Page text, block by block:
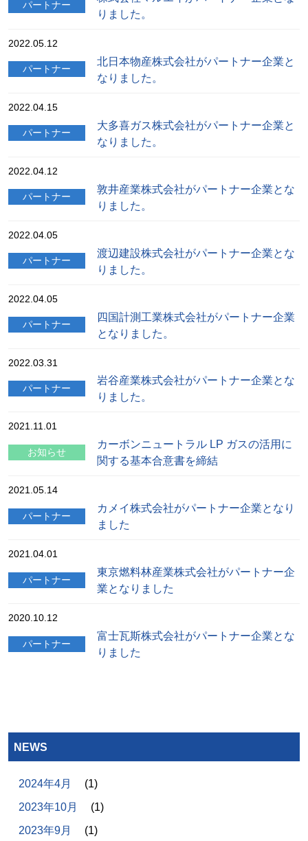
パートナー
りました。
2022.05.12
パートナー
北日本物産株式会社がパートナー企業と
なりました。
2022.04.15
パートナー
大多喜ガス株式会社がパートナー企業と
なりました。
2022.04.12
パートナー
敦井産業株式会社がパートナー企業とな
りました。
2022.04.05
パートナー
渡辺建設株式会社がパートナー企業とな
りました。
2022.04.05
パートナー
四国計測工業株式会社がパートナー企業
となりました。
2022.03.31
パートナー
岩谷産業株式会社がパートナー企業とな
りました。
2021.11.01
お知らせ
カーボンニュートラル LP ガスの活用に
関する基本合意書を締結
2021.05.14
パートナー
カメイ株式会社がパートナー企業となり
ました
2021.04.01
パートナー
東京燃料林産業株式会社がパートナー企
業となりました
2020.10.12
パートナー
富士瓦斯株式会社がパートナー企業とな
りました
NEWS
2024年4月
(1)
2023年10月
(1)
2023年9月
(1)